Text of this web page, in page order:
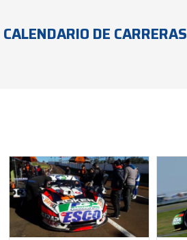
CALENDARIO DE CARRERAS